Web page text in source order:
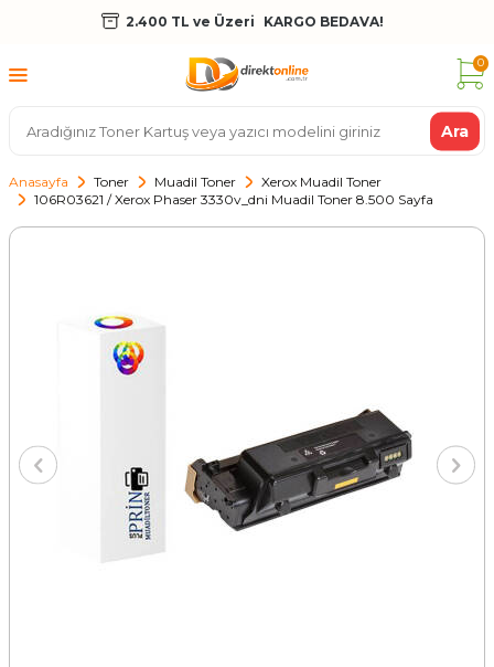
2.400 TL ve Üzeri KARGO BEDAVA!
Ara
0
Anasayfa Toner Muadil Toner
Xerox Muadil Toner
106R03621 / Xerox Phaser 3330v_dni Muadil Toner 8.500 Sayfa